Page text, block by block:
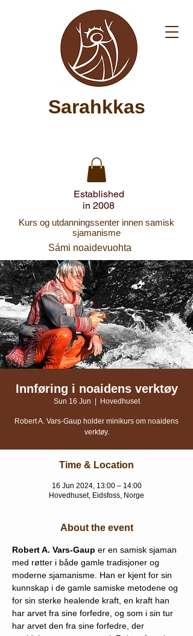
Sarahkkas
Kurs og utdanningssenter innen samisk
sjamanisme
Established
in 2008
Sámi noaidevuohta
Innføring i noaidens verktøy
Sun 16 Jun
  |
Hovedhuset
Robert A. Vars-Gaup holder minikurs om noaidens
verktøy.
Time & Location
16 Jun 2024, 13:00 – 14:00
Hovedhuset, Eidsfoss, Norge
About the event
Robert A. Vars-Gaup er en samisk sjaman
med røtter i både gamle tradisjoner og
moderne sjamanisme. Han er kjent for sin
kunnskap i de gamle samiske metodene og
for sin sterke healende kraft, en kraft han
har arvet fra sine forfedre, og som i sin tur
har arvet den fra sine forfedre, der